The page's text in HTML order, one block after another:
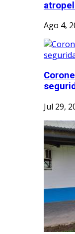
Ago 4,
Jul 29,